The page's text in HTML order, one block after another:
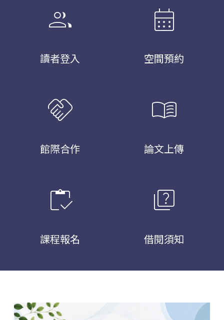
group
讀者登入
calendar_month
空間預約
handshake
館際合作
menu_book
論文上傳
inventory
課程報名
quiz
借閱須知